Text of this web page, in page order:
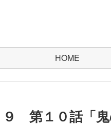
HOME
第１０話「鬼